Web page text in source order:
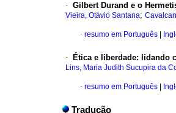
· Gilbert Durand e o
Vieira, Otávio Santana;
· resumo em Português
· Ética e liberdade: lidando
Lins, Maria Judith Sucupira da
· resumo em Português
Tradução